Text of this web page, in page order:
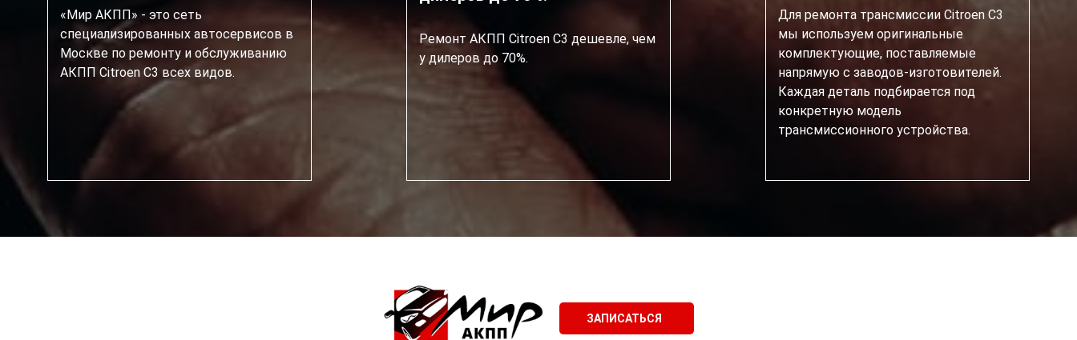
«Мир АКПП» - это сеть
специализированных автосервисов в
Москве по ремонту и обслуживанию
АКПП Citroen C3 всех видов.
Ремонт АКПП Citroen C3 дешевле, чем
у дилеров до 70%.
Для ремонта трансмиссии Citroen C3
мы используем оригинальные
комплектующие, поставляемые
напрямую с заводов-изготовителей.
Каждая деталь подбирается под
конкретную модель
трансмиссионного устройства.
ЗАПИСАТЬСЯ